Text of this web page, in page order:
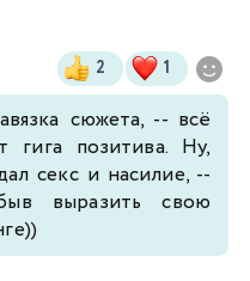
2 1
сюжета, -- всё
гига позитива. Ну,
секс и насилие, --
выразить свою